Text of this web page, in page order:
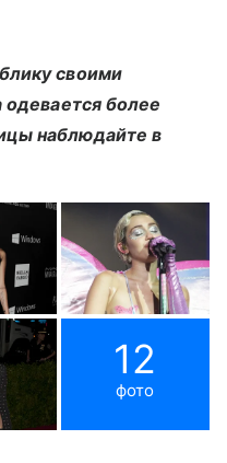
своими
одевается более
наблюдайте в
12
фото